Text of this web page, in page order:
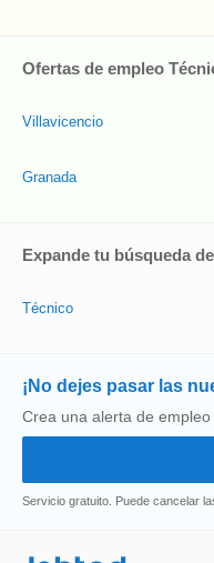
Ofertas de empleo
Villavicencio
Granada
Expande tu búsqueda
Técnico
¡No dejes pasar las
Crea una alerta de empleo
Servicio gratuito. Puede cancelar